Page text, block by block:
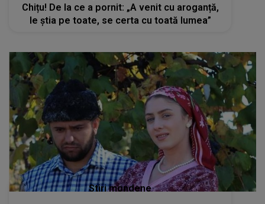
Chițu! De la ce a pornit: „A venit cu aroganță,
le știa pe toate, se certa cu toată lumea”
Stiri mondene